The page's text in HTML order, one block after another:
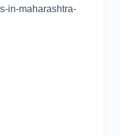
in-maharashtra-